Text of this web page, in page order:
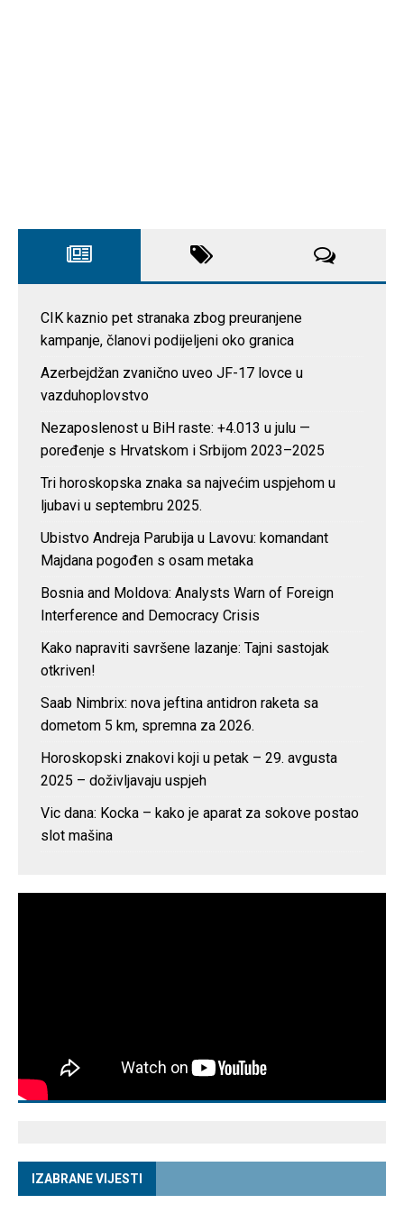
CIK kaznio pet stranaka zbog preuranjene
kampanje, članovi podijeljeni oko granica
Azerbejdžan zvanično uveo JF-17 lovce u
vazduhoplovstvo
Nezaposlenost u BiH raste: +4.013 u julu —
poređenje s Hrvatskom i Srbijom 2023–2025
Tri horoskopska znaka sa najvećim uspjehom u
ljubavi u septembru 2025.
Ubistvo Andreja Parubija u Lavovu: komandant
Majdana pogođen s osam metaka
Bosnia and Moldova: Analysts Warn of Foreign
Interference and Democracy Crisis
Kako napraviti savršene lazanje: Tajni sastojak
otkriven!
Saab Nimbrix: nova jeftina antidron raketa sa
dometom 5 km, spremna za 2026.
Horoskopski znakovi koji u petak – 29. avgusta
2025 – doživljavaju uspjeh
Vic dana: Kocka – kako je aparat za sokove postao
slot mašina
IZABRANE VIJESTI